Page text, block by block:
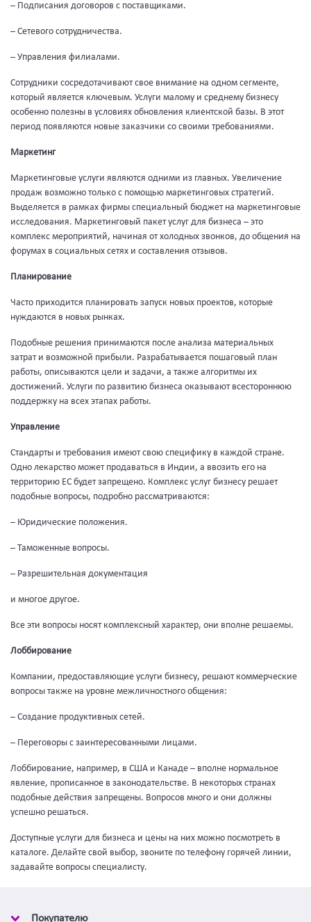
– Подписания договоров с поставщиками.
– Сетевого сотрудничества.
– Управления филиалами.
Сотрудники сосредотачивают свое внимание на одном сегменте,
который является ключевым. Услуги малому и среднему бизнесу
особенно полезны в условиях обновления клиентской базы. В этот
период появляются новые заказчики со своими требованиями.
Маркетинг
Маркетинговые услуги являются одними из главных. Увеличение
продаж возможно только с помощью маркетинговых стратегий.
Выделяется в рамках фирмы специальный бюджет на маркетинговые
исследования. Маркетинговый пакет услуг для бизнеса – это
комплекс мероприятий, начиная от холодных звонков, до общения на
форумах в социальных сетях и составления отзывов.
Планирование
Часто приходится планировать запуск новых проектов, которые
нуждаются в новых рынках.
Подобные решения принимаются после анализа материальных
затрат и возможной прибыли. Разрабатывается пошаговый план
работы, описываются цели и задачи, а также алгоритмы их
достижений. Услуги по развитию бизнеса оказывают всестороннюю
поддержку на всех этапах работы.
Управление
Стандарты и требования имеют свою специфику в каждой стране.
Одно лекарство может продаваться в Индии, а ввозить его на
территорию ЕС будет запрещено. Комплекс услуг бизнесу решает
подобные вопросы, подробно рассматриваются:
– Юридические положения.
– Таможенные вопросы.
– Разрешительная документация
и многое другое.
Все эти вопросы носят комплексный характер, они вполне решаемы.
Лоббирование
Компании, предоставляющие услуги бизнесу, решают коммерческие
вопросы также на уровне межличностного общения:
– Создание продуктивных сетей.
– Переговоры с заинтересованными лицами.
Лоббирование, например, в США и Канаде – вполне нормальное
явление, прописанное в законодательстве. В некоторых странах
подобные действия запрещены. Вопросов много и они должны
успешно решаться.
Доступные услуги для бизнеса и цены на них можно посмотреть в
каталоге. Делайте свой выбор, звоните по телефону горячей линии,
задавайте вопросы специалисту.
Покупателю